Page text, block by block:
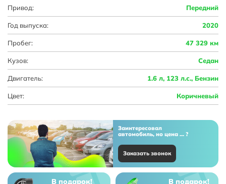
Привод: Передний
Год выпуска: 2020
Пробег: 47 329 км
Кузов: Седан
Двигатель: 1.6 л, 123 л.с., Бензин
Цвет: Коричневый
Заинтересовал
автомобиль, но цена ... ?
Заказать звонок
В подарок! В подарок!